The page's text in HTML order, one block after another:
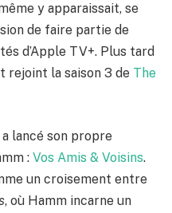
y apparaissait, se
de faire partie de
d’Apple TV+. Plus tard
rejoint la saison 3 de The
lancé son propre
: Vos Amis & Voisins.
un croisement entre
, où Hamm incarne un